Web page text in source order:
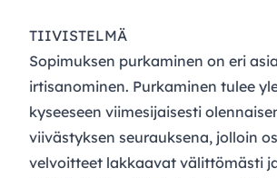
TIIVISTELMÄ
Sopimuksen purkaminen on eri
irtisanominen. Purkaminen tulee
kyseeseen viimesijaisesti
viivästyksen seurauksena, jolloin
velvoitteet lakkaavat välittömästi